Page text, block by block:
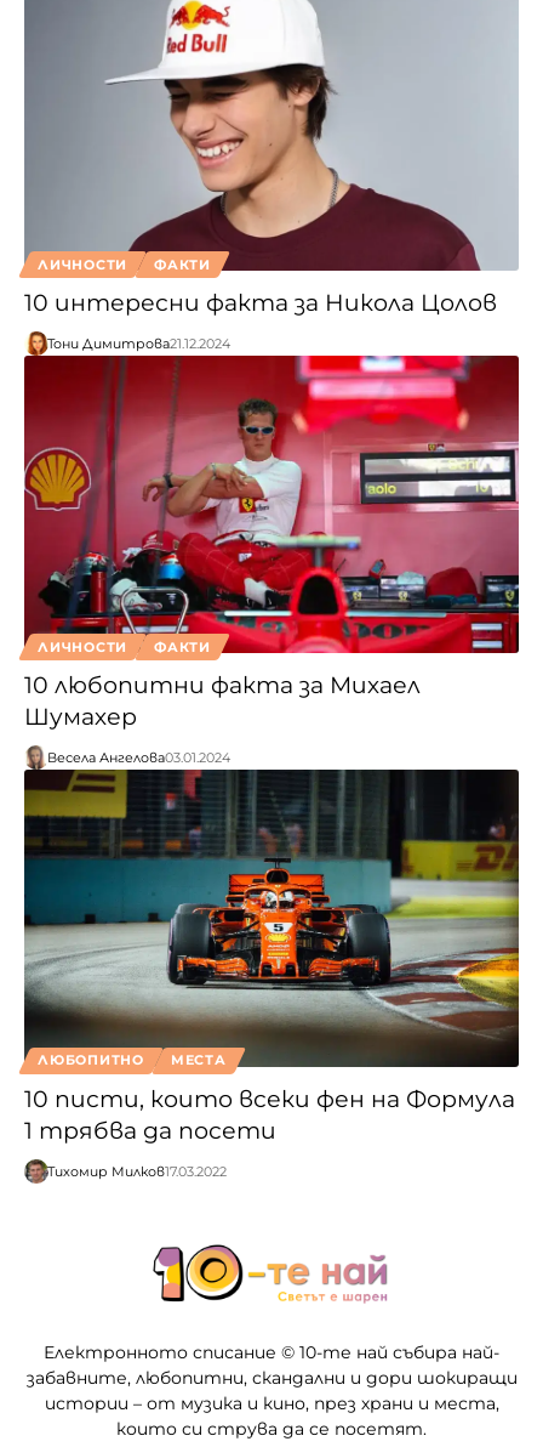
ЛИЧНОСТИ ФАКТИ
10 интересни факта за Никола Цолов
Тони Димитрова21.12.2024
ЛИЧНОСТИ ФАКТИ
10 любопитни факта за Михаел
Шумахер
Весела Ангелова03.01.2024
ЛЮБОПИТНО МЕСТА
10 писти, които всеки фен на Формула
1 трябва да посети
Тихомир Милков17.03.2022
Електронното списание © 10-те най събира най-
забавните, любопитни, скандални и дори шокиращи
истории – от музика и кино, през храни и места,
които си струва да се посетят.